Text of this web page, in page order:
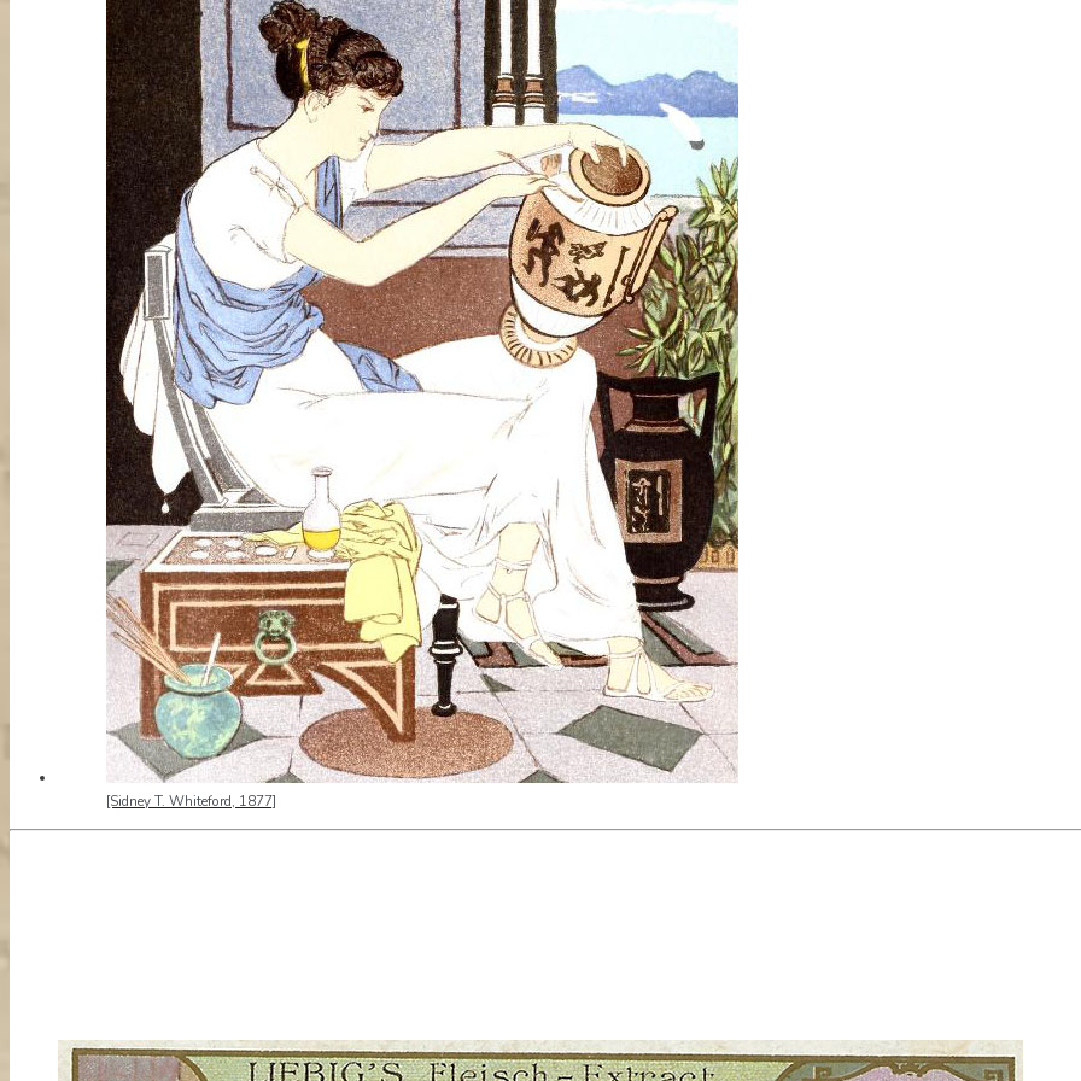
[Sidney T. Whiteford, 1877]